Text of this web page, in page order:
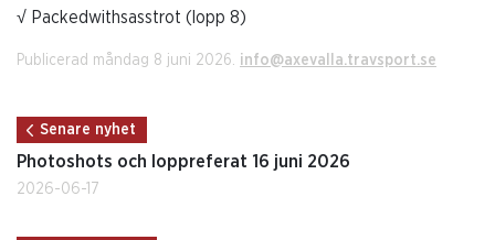
√ Packedwithsasstrot (lopp 8)
Publicerad måndag 8 juni 2026. info@axevalla.travsport.se
Senare nyhet
Photoshots och loppreferat 16 juni 2026
2026-06-17